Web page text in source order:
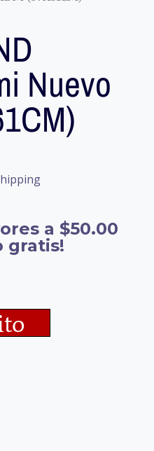
Nuevo
a $50.00
gratis!